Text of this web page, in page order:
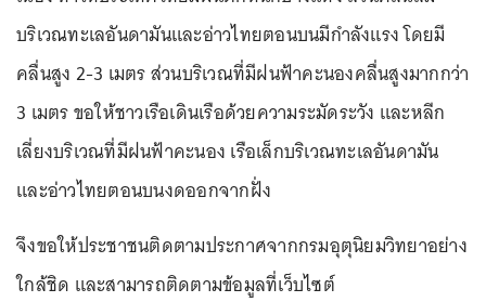
บริเวณทะเลอันดามันและอ่าวไทยตอนบนมีกำลังแรง โดยมี
คลื่นสูง 2-3 เมตร ส่วนบริเวณที่มีฝนฟ้าคะนองคลื่นสูงมากกว่า
3 เมตร ขอให้ชาวเรือเดินเรือด้วยความระมัดระวัง และหลีก
เลี่ยงบริเวณที่มีฝนฟ้าคะนอง เรือเล็กบริเวณทะเลอันดามัน
และอ่าวไทยตอนบนงดออกจากฝั่ง
จึงขอให้ประชาชนติดตามประกาศจากกรมอุตุนิยมวิทยาอย่าง
ใกล้ชิด และสามารถติดตามข้อมูลที่เว็บไซต์